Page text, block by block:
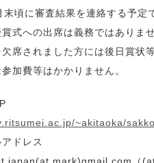
頃に審査結果を連絡する予定
式への出席は義務ではありませ
席されました方には後日賞状
加費等はかかりません。
~akitaoka/
ドレス